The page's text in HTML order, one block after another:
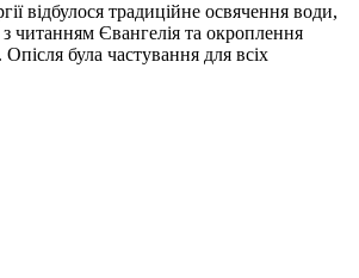
відбулося традиційне освячення води,
читанням Євангелія та окроплення
була частування для всіх